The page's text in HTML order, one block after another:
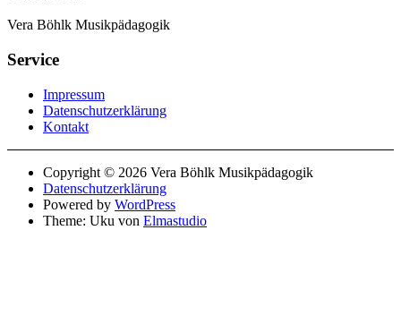
Vera Böhlk Musikpädagogik
Service
Impressum
Datenschutzerklärung
Kontakt
Copyright © 2026 Vera Böhlk Musikpädagogik
Datenschutzerklärung
Powered by WordPress
Theme: Uku von Elmastudio